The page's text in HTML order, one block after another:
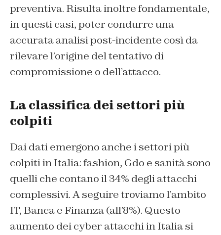
preventiva. Risulta inoltre fondamentale,
in questi casi, poter condurre una
accurata analisi post-incidente così da
rilevare l’origine del tentativo di
compromissione o dell’attacco.
La classifica dei settori più
colpiti
Dai dati emergono anche i settori più
colpiti in Italia: fashion, Gdo e sanità sono
quelli che contano il 34% degli attacchi
complessivi. A seguire troviamo l’ambito
IT, Banca e Finanza (all’8%). Questo
aumento dei cyber attacchi in Italia si